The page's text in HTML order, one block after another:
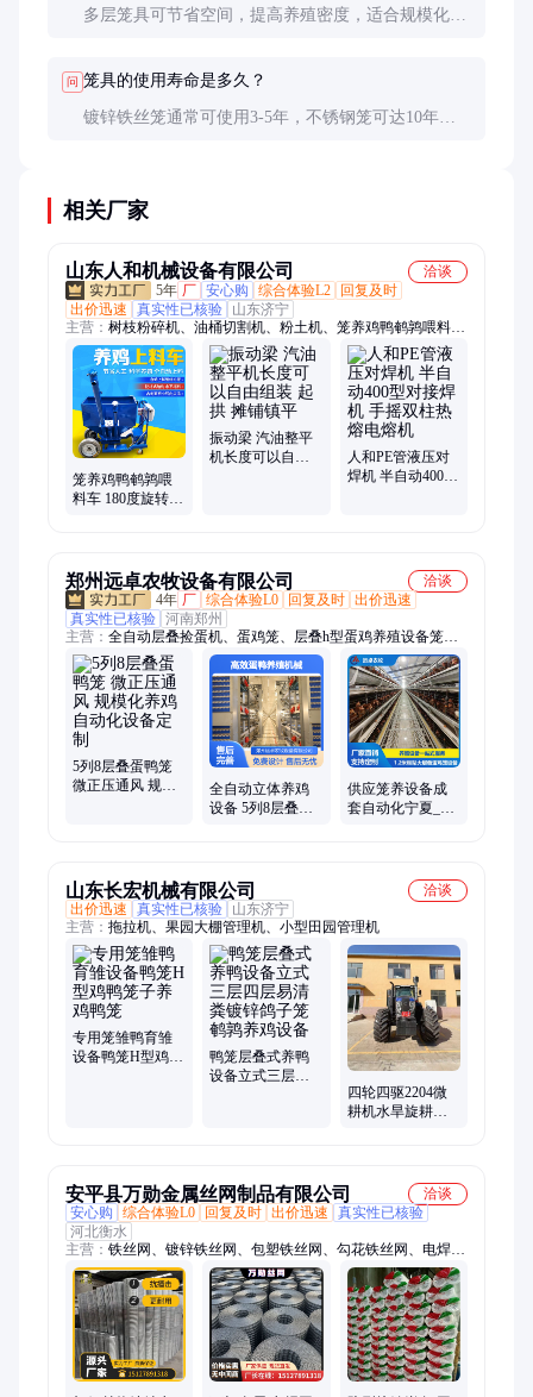
多层笼具可节省空间，提高养殖密度，适合规模化养
问 笼具的使用寿命是多久？
镀锌铁丝笼通常可使用3-5年，不锈钢笼可达10年以
相关厂家
山东人和机械设备有限公司
洽谈
5年 厂 安心购 综合体验L2
回复及时
出价迅速
真实性已核验
山东济宁
主营： 树枝粉碎机、油桶切割机、粉土机、笼养鸡鸭鹌鹑喂料
车、三辊轴摊铺机、座驾抹光机、挖掘机、洗桶机
笼养鸡鸭鹌鹑喂
料车 180度旋转式
振动梁 汽油整平
机长度可以自由
人和PE管液压对
焊机 半自动400型
郑州远卓农牧设备有限公司
洽谈
4年 厂 综合体验L0 回复及时 出价迅速
真实性已核验 河南郑州
主营： 全自动层叠捡蛋机、蛋鸡笼、层叠h型蛋鸡养殖设备笼、
全自动养鸡设备、蛋鸭笼养设备、自动蛋鸭设备养殖笼、鸡粪风
干、粪污风干处理、鸡笼、蛋鸭立体养殖、自动化养殖设备、层
叠蛋鸡育雏笼、鸡笼鸡舍、养殖场设备、养殖场鸡笼设备、蛋鸭
养殖、家禽养殖设备、自动化饲养
5列8层叠蛋鸭笼
微正压通风 规模
全自动立体养鸡
设备 5列8层叠蛋
供应笼养设备成
套自动化宁夏_吴
山东长宏机械有限公司
洽谈
出价迅速
真实性已核验
山东济宁
主营： 拖拉机、果园大棚管理机、小型田园管理机
专用笼雏鸭育雏
设备鸭笼H型鸡鸭
鸭笼层叠式养鸭
设备立式三层四
四轮四驱2204微
耕机水旱旋耕机
安平县万勋金属丝网制品有限公司
洽谈
安心购
综合体验L0 回复及时 出价迅速
真实性已核验
河北衡水
主营： 铁丝网、镀锌铁丝网、包塑铁丝网、勾花铁丝网、电焊铁
丝网、刺绳铁丝网、养殖铁丝网、围墙铁丝网、道路隔离铁丝
网、不锈钢铁丝网、果园铁丝网、球场铁丝网、工地铁丝网、铁
丝网价格、钢丝网、镀锌钢丝网、不锈钢钢丝网、包塑钢丝网、
电焊钢丝网、勾花钢丝网、养殖钢丝网、建筑钢丝网、防护钢丝
网、公路钢丝网、网格布